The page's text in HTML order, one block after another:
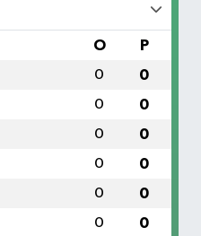
O P
0 0
0 0
0 0
0 0
0 0
0 0